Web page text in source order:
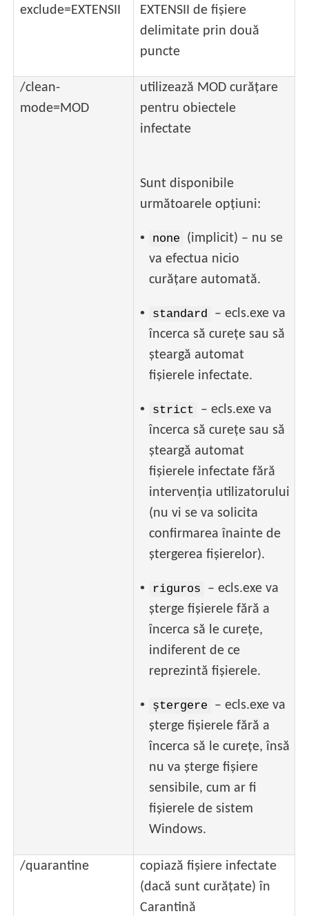
exclude=EXTENSII
EXTENSII de fișiere
delimitate prin două
puncte
/clean-
mode=MOD
utilizează MOD curățare
pentru obiectele
infectate
Sunt disponibile
următoarele opțiuni:
• none
(implicit) – nu se
va efectua nicio
curățare automată.
• standard
– ecls.exe va
încerca să curețe sau să
șteargă automat
fișierele infectate.
• strict
– ecls.exe va
încerca să curețe sau să
șteargă automat
fișierele infectate fără
intervenția utilizatorului
(nu vi se va solicita
confirmarea înainte de
ștergerea fișierelor).
• riguros
– ecls.exe va
șterge fișierele fără a
încerca să le curețe,
indiferent de ce
reprezintă fișierele.
• ștergere
– ecls.exe va
șterge fișierele fără a
încerca să le curețe, însă
nu va șterge fișiere
sensibile, cum ar fi
fișierele de sistem
Windows.
/quarantine
copiază fișiere infectate
(dacă sunt curățate) în
Carantină